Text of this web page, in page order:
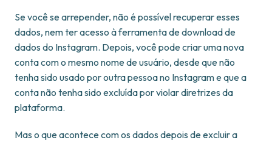
Se você se arrepender, não é possível recuperar esses
dados, nem ter acesso à ferramenta de download de
dados do Instagram. Depois, você pode criar uma nova
conta com o mesmo nome de usuário, desde que não
tenha sido usado por outra pessoa no Instagram e que a
conta não tenha sido excluída por violar diretrizes da
plataforma.
Mas o que acontece com os dados depois de excluir a